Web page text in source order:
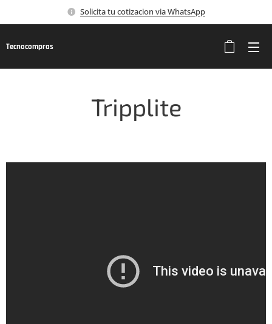
Solicita tu cotizacion via WhatsApp
Tecnocompras
Tripplite